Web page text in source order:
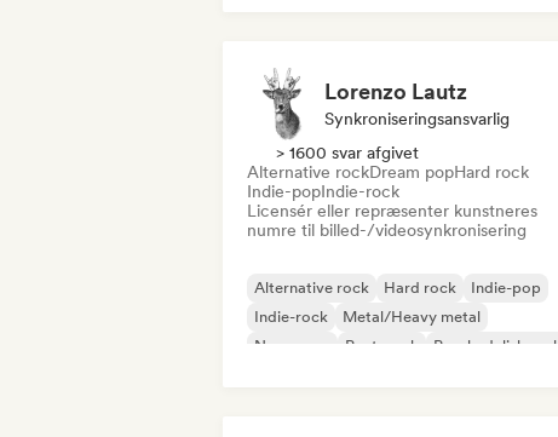
Lorenzo Lautz
Synkroniseringsansvarlig
> 1600 svar afgivet
Alternative rockDream popHard rock
Indie-popIndie-rock
Licensér eller repræsenter kunstneres
numre til billed-/videosynkronisering
Alternative rock Hard rock
Indie-pop
Indie-rock
Metal/Heavy metal
New wave
Post-punk Psychedelisk rock